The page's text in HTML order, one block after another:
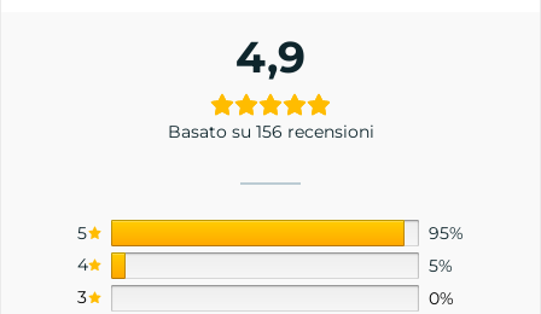
4,9
Basato su 156 recensioni
5
95%
4
5%
3
0%